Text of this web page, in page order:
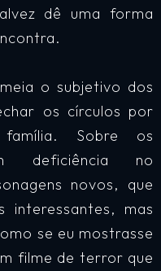
dê uma forma
o subjetivo dos
os círculos por
Sobre os
deficiência no
novos, que
interessantes, mas
se eu mostrasse
filme de terror que